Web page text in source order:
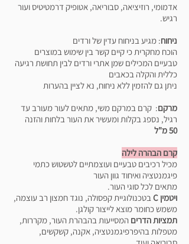
אדמומי, רוזיציאה, סבוריאה, אטופיק דרמטיטיס ועור
רגיש.
ניחוח: מגיע בניחוח עדין של ורדים
הוכח מחקרית כי קיים קשר בין שימוש במוצרים
טבעיים המכילים שמן אתרי ורדים לבין תחושת רגיעה
כללית והקלה בכאבים
ניתן גם להזמין ללא ניחוח, נא לציין בהערות
מרקם: קרם במרקם משי, מתאים לעור מעורב עד
רגיל, נספג בקלות ומעשיר את העור בלחות והזנה
50 מ"ל
קרם הבהרה לילה
מכיל רכיבים טבעיים ועוצמתיים לטשטוש כתמי
פיגמנטציה ואיחוד גוון העור
מתאים לכל סוגי העור.
ויטמין C
בטכנולוגיית קפסולה, נוגד חמצון רב עוצמה,
משמש כחומר מוצא לייצור קולגן.
תמציות הדרים המסייעות בהבהרת העור, מקררות,
מטפלות בהיפרפיגמנטציה, אקנה, קשקשים,